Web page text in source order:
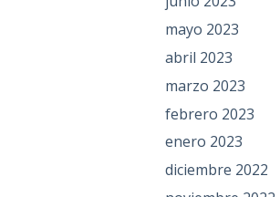
mayo 2023
abril 2023
marzo 2023
febrero 2023
enero 2023
diciembre 2022